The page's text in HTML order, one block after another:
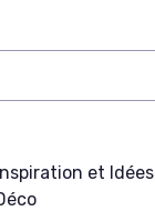
et Idées